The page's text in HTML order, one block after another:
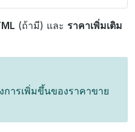
(ถ้ามี) และ ราคาเพิ่มเติม
การเพิ่มขึ้นของราคาขาย